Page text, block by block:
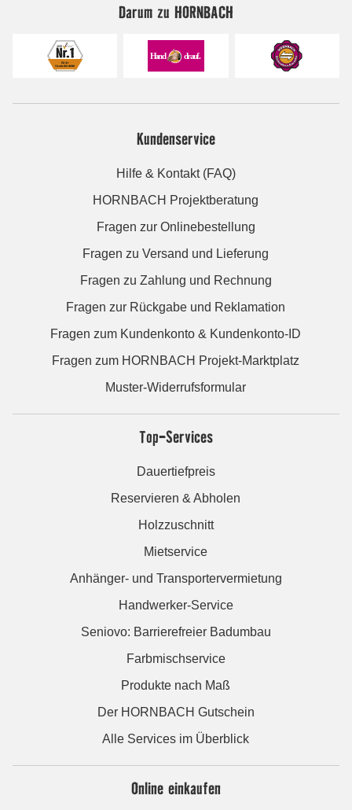
Darum zu HORNBACH
Kundenservice
Hilfe & Kontakt (FAQ)
HORNBACH Projektberatung
Fragen zur Onlinebestellung
Fragen zu Versand und Lieferung
Fragen zu Zahlung und Rechnung
Fragen zur Rückgabe und Reklamation
Fragen zum Kundenkonto & Kundenkonto-ID
Fragen zum HORNBACH Projekt-Marktplatz
Muster-Widerrufsformular
Top-Services
Dauertiefpreis
Reservieren & Abholen
Holzzuschnitt
Mietservice
Anhänger- und Transportervermietung
Handwerker-Service
Seniovo: Barrierefreier Badumbau
Farbmischservice
Produkte nach Maß
Der HORNBACH Gutschein
Alle Services im Überblick
Online einkaufen